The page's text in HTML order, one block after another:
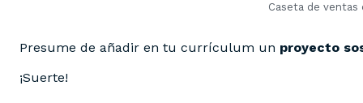
Caseta de ventas
Presume de añadir en tu currículum un proyecto
¡Suerte!